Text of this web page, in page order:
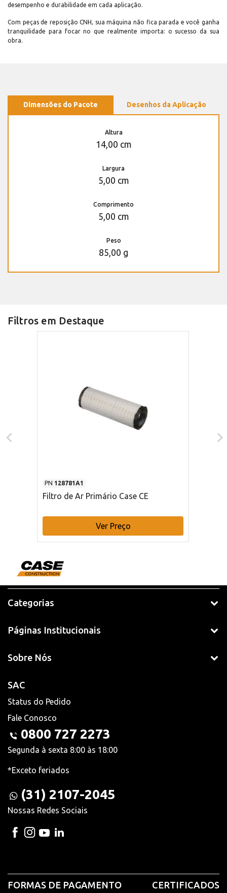
desempenho e durabilidade em cada aplicação.
Com peças de reposição CNH, sua máquina não fica parada e você ganha
tranquilidade para focar no que realmente importa: o sucesso da sua
obra.
Dimensões do Pacote Desenhos da Aplicação
Altura
14,00 cm
Largura
5,00 cm
Comprimento
5,00 cm
Peso
85,00 g
Filtros em Destaque
PN 128781A1
Filtro de Ar Primário Case CE
Ver Preço
Categorias
Páginas Institucionais
Sobre Nós
SAC
Status do Pedido
Fale Conosco
0800 727 2273
Segunda à sexta 8:00 às 18:00
*Exceto feriados
(31) 2107-2045
Nossas Redes Sociais
FORMAS DE PAGAMENTO CERTIFICADOS